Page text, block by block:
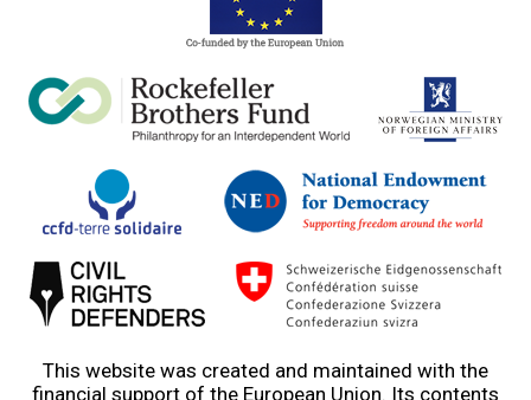
This website was created and maintained with the
financial support of the European Union. Its contents